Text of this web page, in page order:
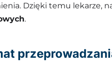
Dzięki temu lekarze,
.